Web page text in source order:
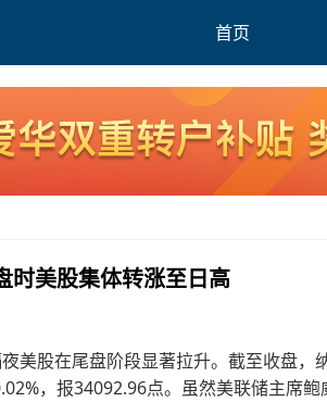
首页
美股集体转涨至日高
美股在尾盘阶段显著拉升。截至收盘
，报34092.96点。虽然美联储主席